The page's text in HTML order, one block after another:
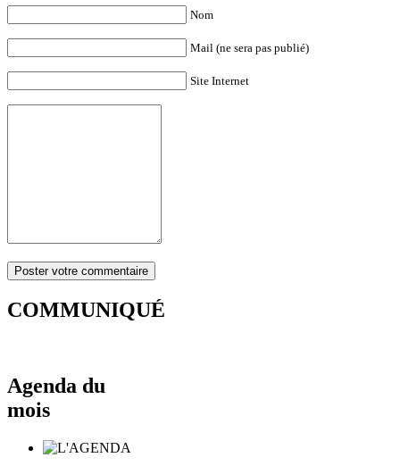
Nom
Mail (ne sera pas publié)
Site Internet
COMMUNIQUÉ
Agenda du
mois